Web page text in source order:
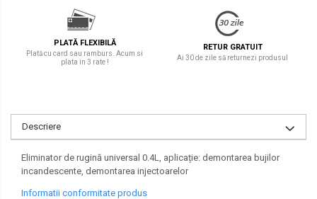
PLATĂ FLEXIBILĂ
Plată cu card sau ramburs. Acum si
plata in 3 rate !
RETUR GRATUIT
Ai 30 de zile să returnezi produsul
Descriere
Eliminator de rugină universal 0.4L, aplicație: demontarea bujilor
incandescente, demontarea injectoarelor
Informatii conformitate produs